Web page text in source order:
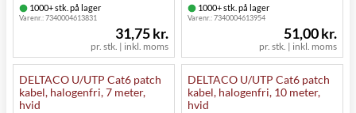
1000+ stk. på lager
Varenr.:7340004613831
pr. stk. | inkl. moms
31,75 kr.
1000+ stk. på lager
Varenr.:7340004613954
pr. stk. | inkl. moms
51,00 kr.
DELTACO U/UTP Cat6 patch
kabel, halogenfri, 7 meter,
hvid
DELTACO U/UTP Cat6 patch
kabel, halogenfri, 10 meter,
hvid